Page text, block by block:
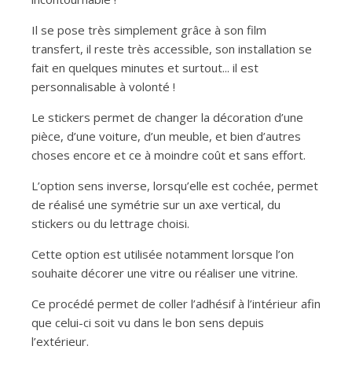
Il se pose très simplement grâce à son film
transfert, il reste très accessible, son installation se
fait en quelques minutes et surtout... il est
personnalisable à volonté !
Le stickers permet de changer la décoration d’une
pièce, d’une voiture, d’un meuble, et bien d’autres
choses encore et ce à moindre coût et sans effort.
L’option sens inverse, lorsqu’elle est cochée, permet
de réalisé une symétrie sur un axe vertical, du
stickers ou du lettrage choisi.
Cette option est utilisée notamment lorsque l’on
souhaite décorer une vitre ou réaliser une vitrine.
Ce procédé permet de coller l’adhésif à l’intérieur afin
que celui-ci soit vu dans le bon sens depuis
l’extérieur.